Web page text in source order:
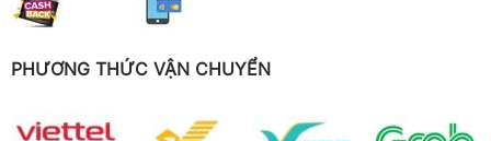
PHƯƠNG THỨC VẬN CHUYỂN